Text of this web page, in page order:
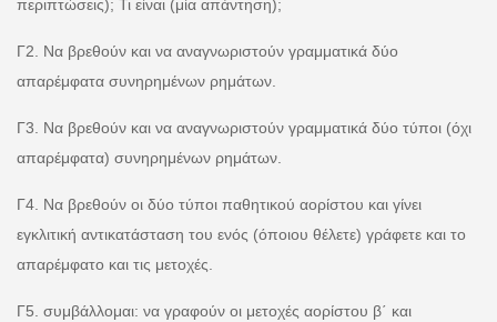
περιπτώσεις); Τι είναι (μία απάντηση);
Γ2. Να βρεθούν και να αναγνωριστούν γραμματικά δύο
απαρέμφατα συνηρημένων ρημάτων.
Γ3. Να βρεθούν και να αναγνωριστούν γραμματικά δύο τύποι (όχι
απαρέμφατα) συνηρημένων ρημάτων.
Γ4. Να βρεθούν οι δύο τύποι παθητικού αορίστου και γίνει
εγκλιτική αντικατάσταση του ενός (όποιου θέλετε) γράφετε και το
απαρέμφατο και τις μετοχές.
Γ5. συμβάλλομαι: να γραφούν οι μετοχές αορίστου β΄ και